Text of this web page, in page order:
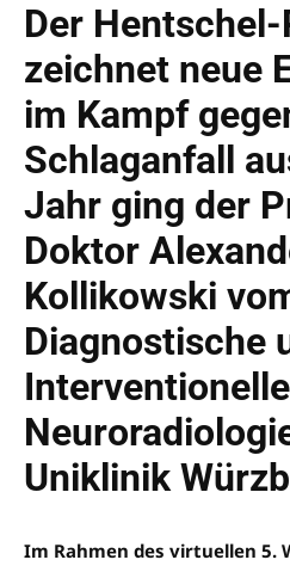
Der
zeichnet neue
im Kampf
Schlaganfall
Jahr ging der
Doktor
Kollikowski
Diagnostische
Interventionelle
Uniklinik
Im Rahmen des virtuellen 5.